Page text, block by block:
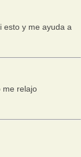
esto y me ayuda a
me relajo